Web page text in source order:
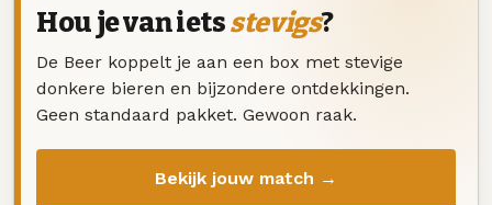
Hou je van ietsstevigs?
De Beer koppelt je aan een box met stevige
donkere bieren en bijzondere ontdekkingen.
Geen standaard pakket. Gewoon raak.
Bekijk jouw match →